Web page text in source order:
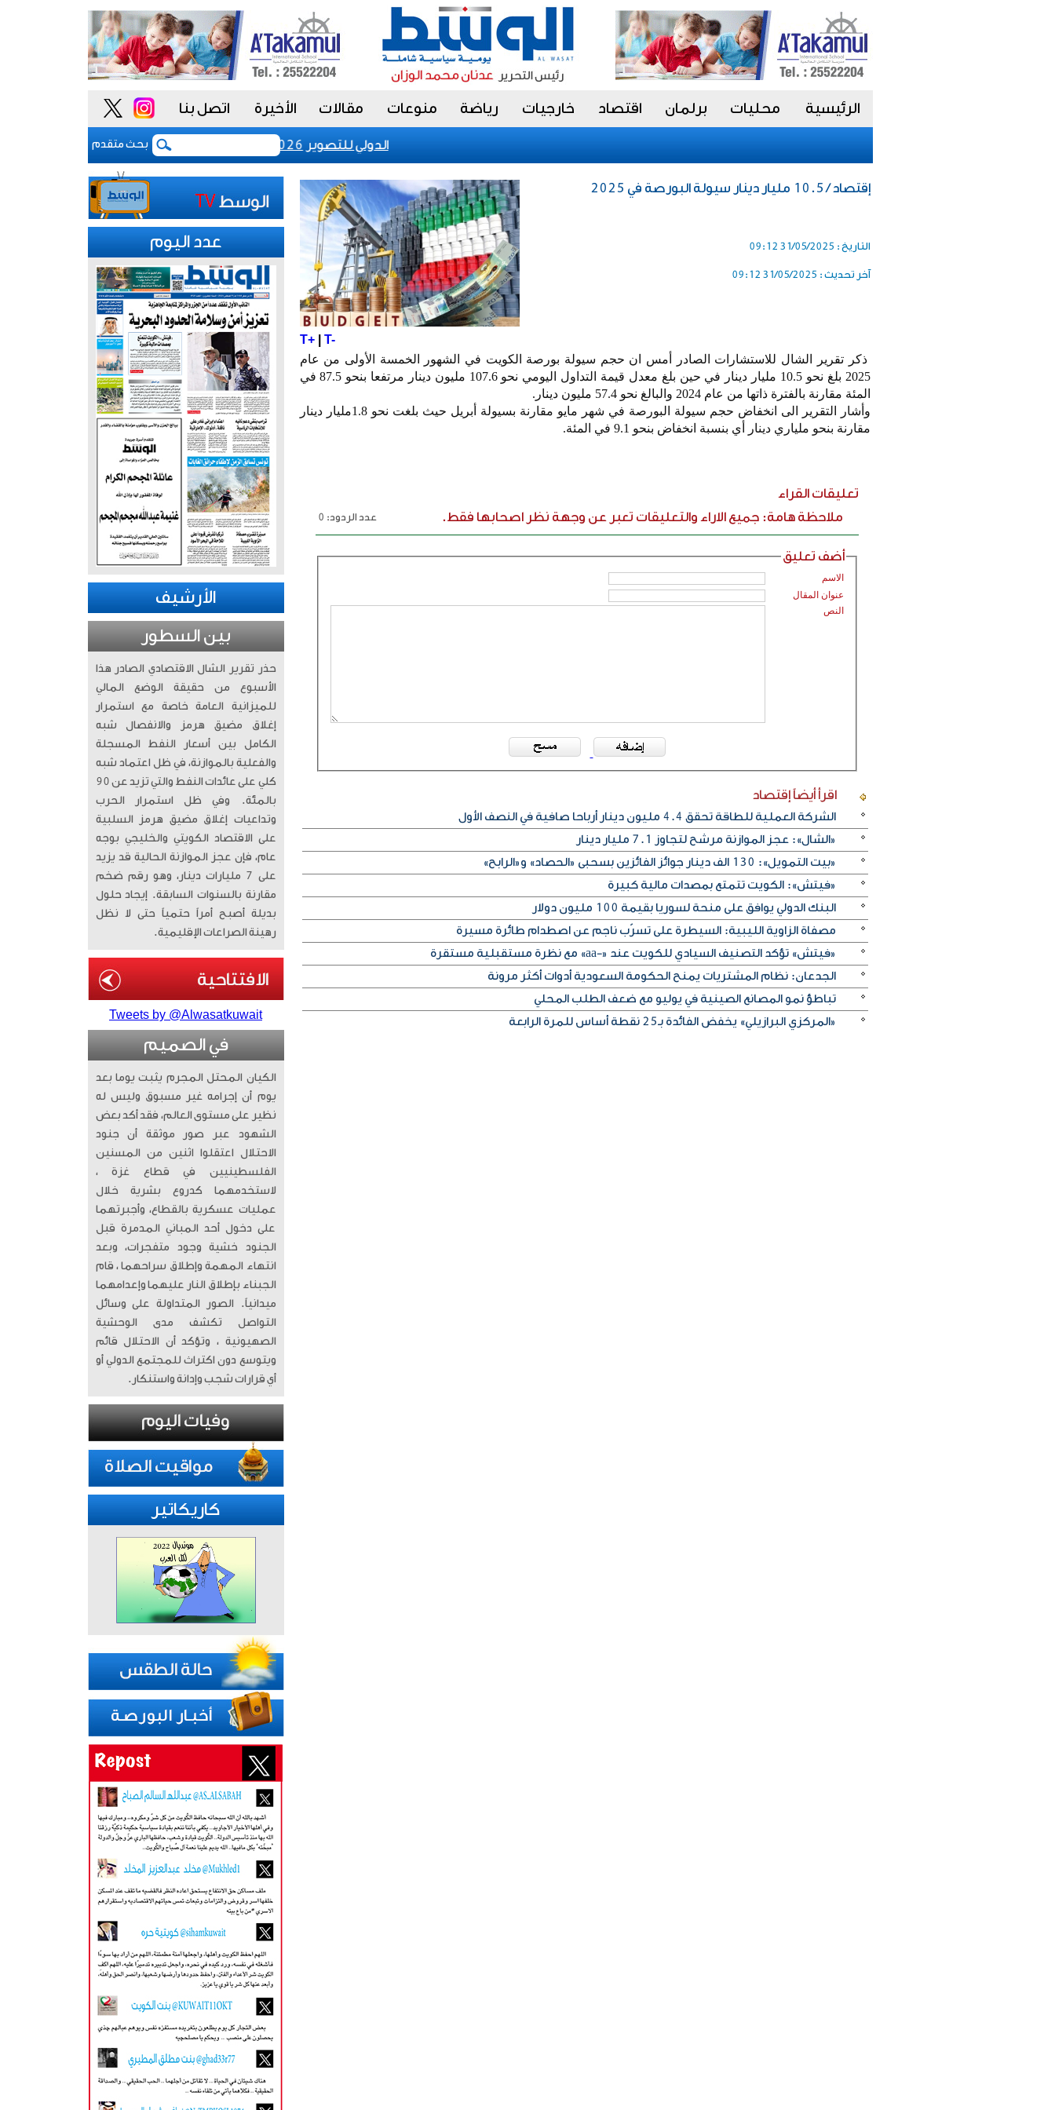
الرئيسية محليات برلمان اقتصاد خارجيات رياضة منوعات مقالات الأخيرة اتصل بنا
بحث متقدم الكويت تحقق إنجازا عالميا في بينالي fiap الدولي للتصوير 2026 بالبرازيل رفع رسوم تسجيل شركات نظم
إقتصاد / 10.5 مليار دينار سيولة البورصة في 2025
التاريخ : 31/05/2025 09:12
آخر تحديث : 31/05/2025 09:12
T+| T-
ذكر تقرير الشال للاستشارات الصادر أمس ان حجم سيولة بورصة الكويت في الشهور الخمسة الأولى من عام
2025 بلغ نحو 10.5 مليار دينار في حين بلغ معدل قيمة التداول اليومي نحو 107.6 مليون دينار مرتفعا بنحو 87.5 في
المئة مقارنة بالفترة ذاتها من عام 2024 والبالغ نحو 57.4 مليون دينار.
وأشار التقرير الى انخفاض حجم سيولة البورصة في شهر مايو مقارنة بسيولة أبريل حيث بلغت نحو 1.8مليار دينار
مقارنة بنحو ملياري دينار أي بنسبة انخفاض بنحو 9.1 في المئة.
تعليقات القراء
ملاحظة هامة: جميع الاراء والتعليقات تعبر عن وجهة نظر اصحابها فقط.
عدد الردود: 0
أضف تعليق
الاسم
عنوان المقال
النص
اقرأ أيضاًإقتصاد
الشركة العملية للطاقة تحقق 4.4 مليون دينار أرباحا صافية في النصف الأول
«الشال»: عجز الموازنة مرشح لتجاوز 7.1 مليار دينار
«بيت التمويل»: 130 الف دينار جوائز الفائزين بسحبى «الحصاد» و«الرابح»
«فيتش»: الكويت تتمتع بمصدات مالية كبيرة
البنك الدولي يوافق على منحة لسوريا بقيمة 100 مليون دولار
مصفاة الزاوية الليبية: السيطرة على تسرّب ناجم عن اصطدام طائرة مسيرة
«فيتش» تؤكد التصنيف السيادي للكويت عند «-aa» مع نظرة مستقبلية مستقرة
الجدعان: نظام المشتريات يمنح الحكومة السعودية أدوات أكثر مرونة
تباطؤ نمو المصانع الصينية في يوليو مع ضعف الطلب المحلي
«المركزي البرازيلي» يخفض الفائدة بـ25 نقطة أساس للمرة الرابعة
عدد اليوم
الأرشيف
بين السطور
حذر تقرير الشال الاقتصادي الصادر هذا
الأسبوع من حقيقة الوضع المالي
للميزانية العامة خاصة مع استمرار
إغلاق مضيق هرمز والانفصال شبه
الكامل بين أسعار النفط المسجلة
والفعلية بالموازنة، في ظل اعتماد شبه
كلي على عائدات النفط والتي تزيد عن 90
بالمئة. وفي ظل استمرار الحرب
وتداعيات إغلاق مضيق هرمز السلبية
على الاقتصاد الكويتي والخليجي بوجه
عام، فإن عجز الموازنة الحالية قد يزيد
على 7 مليارات دينار، وهو رقم ضخم
مقارنة بالسنوات السابقة. إيجاد حلول
بديلة أصبح أمراً حتمياً حتى لا نظل
رهينة الصراعات الإقليمية.
Tweets by @Alwasatkuwait
في الصميم
الكيان المحتل المجرم يثبت يوما بعد
يوم أن إجرامه غير مسبوق وليس له
نظير على مستوى العالم، فقد أكد بعض
الشهود عبر صور موثقة أن جنود
الاحتلال اعتقلوا اثنين من المسنين
الفلسطينيين في قطاع غزة ،
لاستخدمهما كدروع بشرية خلال
عمليات عسكرية بالقطاع، وأجبرتهما
على دخول أحد المباني المدمرة قبل
الجنود خشية وجود متفجرات، وبعد
انتهاء المهمة وإطلاق سراحهما ، قام
الجبناء بإطلاق النار عليهما وإعدامهما
ميدانياً. الصور المتداولة على وسائل
التواصل تكشف مدى الوحشية
الصهيونية ، وتؤكد أن الاحتلال قائم
ويتوسع دون اكتراث للمجتمع الدولي أو
أي قرارات شجب وإدانة واستنكار.
كاريكاتير